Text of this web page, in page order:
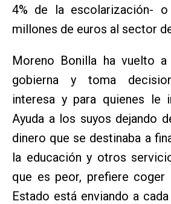
4% de la escolarización-
millones de euros al sector
Moreno Bonilla ha vuelto
gobierna y toma
interesa y para quienes le
Ayuda a los suyos dejando
dinero que se destinaba a
la educación y otros
que es peor, prefiere
Estado está enviando a